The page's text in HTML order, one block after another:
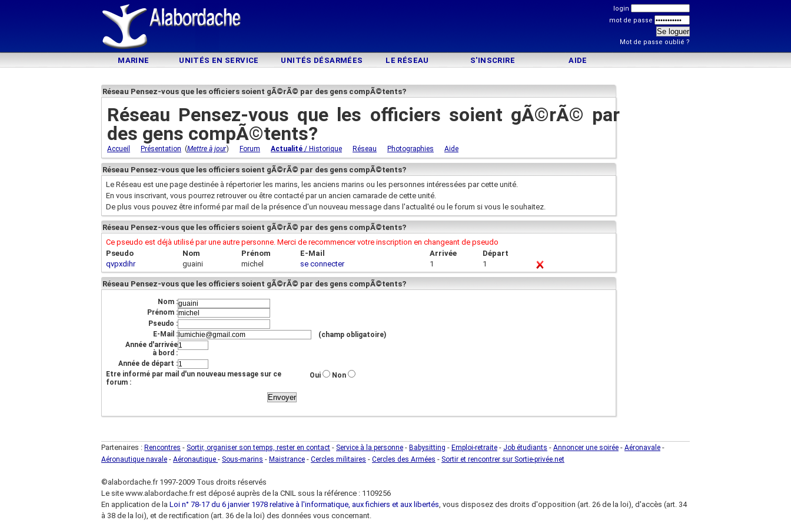
login
mot de passe
Mot de passe oublié ?
MARINE UNITÉS EN SERVICE UNITÉS DÉSARMÉES LE RÉSEAU S'INSCRIRE AIDE
Réseau Pensez-vous que les officiers soient gÃ©rÃ© par des gens compÃ©tents?
Réseau Pensez-vous que les officiers soient gÃ©rÃ© par
des gens compÃ©tents?
Accueil Présentation (Mettre à jour) Forum Actualité / Historique Réseau Photographies Aide
Réseau Pensez-vous que les officiers soient gÃ©rÃ© par des gens compÃ©tents?
Le Réseau est une page destinée à répertorier les marins, les anciens marins ou les personnes intéressées par cette unité.
En vous inscrivant, vous pourrez retrouver ou être contacté par un ancien camarade de cette unité.
De plus vous pouvez être informé par mail de la présence d'un nouveau message dans l'actualité ou le forum si vous le souhaitez.
Réseau Pensez-vous que les officiers soient gÃ©rÃ© par des gens compÃ©tents?
Ce pseudo est déjà utilisé par une autre personne. Merci de recommencer votre inscription en changeant de pseudo
Pseudo
Nom Prénom E-Mail Arrivée
Départ
qvpxdihr
guaini michel se connecter 1 1
Réseau Pensez-vous que les officiers soient gÃ©rÃ© par des gens compÃ©tents?
Nom :
Prénom :
Pseudo :
E-Mail :
(champ obligatoire)
Année d'arrivée
à bord :
Année de départ :
Etre informé par mail d'un nouveau message sur ce
forum :
Oui Non
Partenaires : Rencontres - Sortir, organiser son temps, rester en contact - Service à la personne - Babysitting - Emploi-retraite - Job étudiants - Annoncer une soirée - Aéronavale -
Aéronautique navale - Aéronautique - Sous-marins - Maistrance - Cercles militaires - Cercles des Armées - Sortir et rencontrer sur Sortie-privée.net
©alabordache.fr 1997-2009 Tous droits réservés
Le site www.alabordache.fr est déposé auprès de la CNIL sous la référence : 1109256
En application de la Loi n° 78-17 du 6 janvier 1978 relative à l'informatique, aux fichiers et aux libertés, vous disposez des droits d'opposition (art. 26 de la loi), d'accès (art. 34
à 38 de la loi), et de rectification (art. 36 de la loi) des données vous concernant.